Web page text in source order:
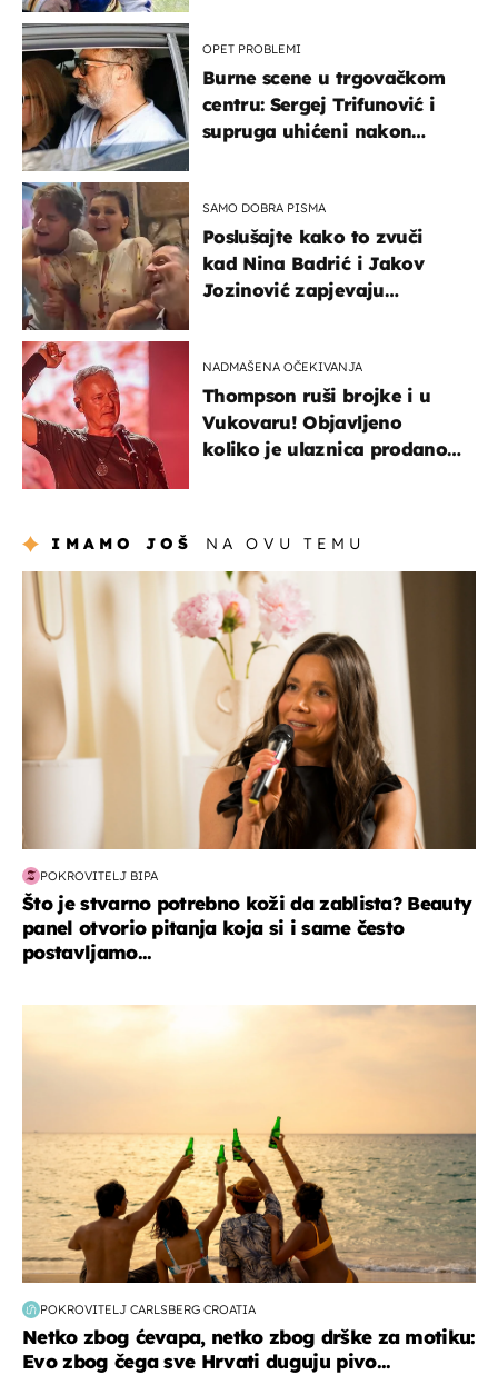
OPET PROBLEMI
Burne scene u trgovačkom
centru: Sergej Trifunović i
supruga uhićeni nakon
SAMO DOBRA PISMA
Poslušajte kako to zvuči
kad Nina Badrić i Jakov
Jozinović zapjevaju
NADMAŠENA OČEKIVANJA
Thompson ruši brojke i u
Vukovaru! Objavljeno
koliko je ulaznica prodano
IMAMO JOŠ NA OVU TEMU
moda & ljepota
POKROVITELJ BIPA
Što je stvarno potrebno koži da zablista? Beauty
panel otvorio pitanja koja si i same često
postavljamo...
POKROVITELJ CARLSBERG CROATIA
Netko zbog ćevapa, netko zbog drške za motiku:
Evo zbog čega sve Hrvati duguju pivo...